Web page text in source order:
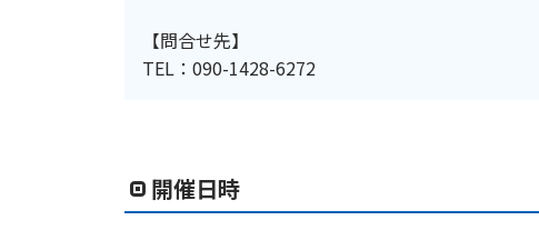
【問合せ先】
TEL：090-1428-6272
開催日時